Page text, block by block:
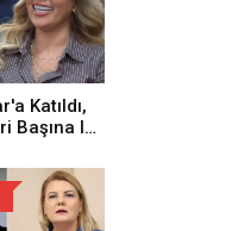
Katıldı,
Başına Iş